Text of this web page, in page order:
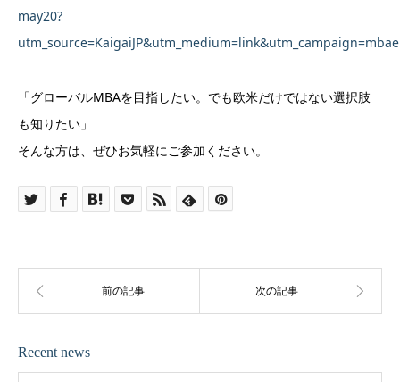
may20?
「グローバルMBAを目指したい。でも欧米だけではない選択肢
も知りたい」
そんな方は、ぜひお気軽にご参加ください。
Recent news